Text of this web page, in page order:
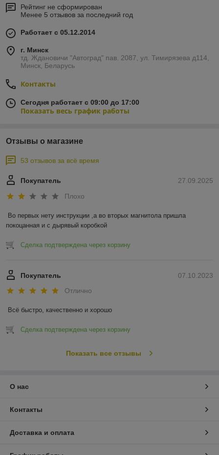
Рейтинг не сформирован
Менее 5 отзывов за последний год
Работает с 05.12.2014
г. Минск
тд. Ждановичи "Автоград" пав. 2087, ул. Тимирязева д114,
Минск, Беларусь
Контакты
Сегодня работает с 09:00 до 17:00
Показать весь график работы
Отзывы о магазине
53 отзывов за всё время
27.09.2025
Покупатель
Плохо
Во первых нету инструкции ,а во вторых магнитола пришла
покоцанная и с дырявый коробкой
Сделка подтверждена через корзину
07.10.2023
Покупатель
Отлично
Всё быстро, качественно и хорошо
Сделка подтверждена через корзину
Показать все отзывы
О нас
Контакты
Доставка и оплата